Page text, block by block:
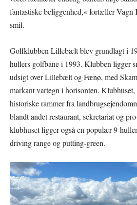
fantastiske beliggenhed,« fortæller Vagn
smil.
Golfklubben Lillebælt blev grundlagt i
hullers golfbane i 1993. Klubben ligger
udsigt over Lillebælt og Fænø, med
markant vartegn i horisonten.
historiske rammer fra
blandt andet restaurant, sekretariat og
klubhuset ligger også en populær 9-
driving range og putting-green.